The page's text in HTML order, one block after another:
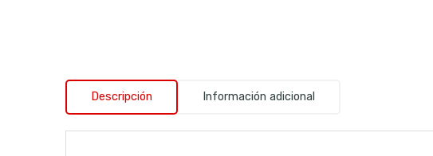
Descripción Información adicional